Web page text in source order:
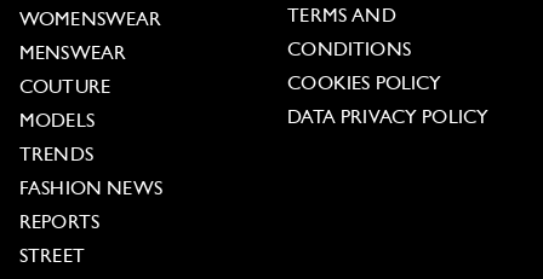
WOMENSWEAR
MENSWEAR
COUTURE
MODELS
TRENDS
FASHION NEWS
REPORTS
STREET
TERMS AND
CONDITIONS
COOKIES POLICY
DATA PRIVACY POLICY